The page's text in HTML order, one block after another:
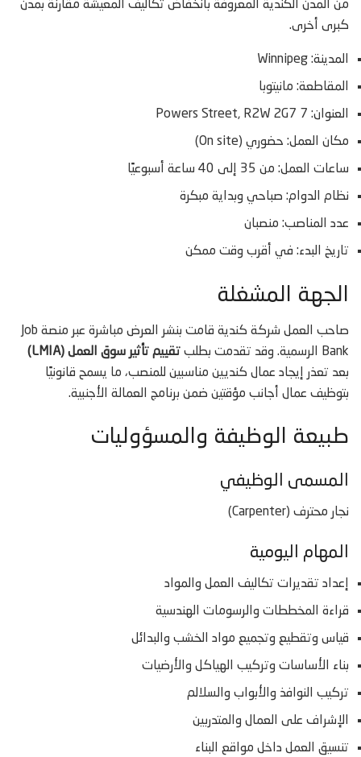
من المدن الكندية المعروفة بانخفاض تكاليف المعيشة مقارنة بمدن
كبرى أخرى.
المدينة: Winnipeg
المقاطعة: مانيتوبا
العنوان: 7 Powers Street, R2W 2G7
مكان العمل: حضوري (On site)
ساعات العمل: من 35 إلى 40 ساعة أسبوعيًا
نظام الدوام: صباحي وبداية مبكرة
عدد المناصب: منصبان
تاريخ البدء: في أقرب وقت ممكن
الجهة المشغلة
صاحب العمل شركة كندية قامت بنشر العرض مباشرة عبر منصة Job
Bank الرسمية. وقد تقدمت بطلب
تقييم تأثير سوق العمل (LMIA)
بعد تعذر إيجاد عمال كنديين مناسبين للمنصب، ما يسمح قانونيًا
بتوظيف عمال أجانب مؤقتين ضمن برنامج العمالة الأجنبية.
طبيعة الوظيفة والمسؤوليات
المسمى الوظيفي
نجار محترف (Carpenter)
المهام اليومية
إعداد تقديرات تكاليف العمل والمواد
قراءة المخططات والرسومات الهندسية
قياس وتقطيع وتجميع مواد الخشب والبدائل
بناء الأساسات وتركيب الهياكل والأرضيات
تركيب النوافذ والأبواب والسلالم
الإشراف على العمال والمتدربين
تنسيق العمل داخل مواقع البناء